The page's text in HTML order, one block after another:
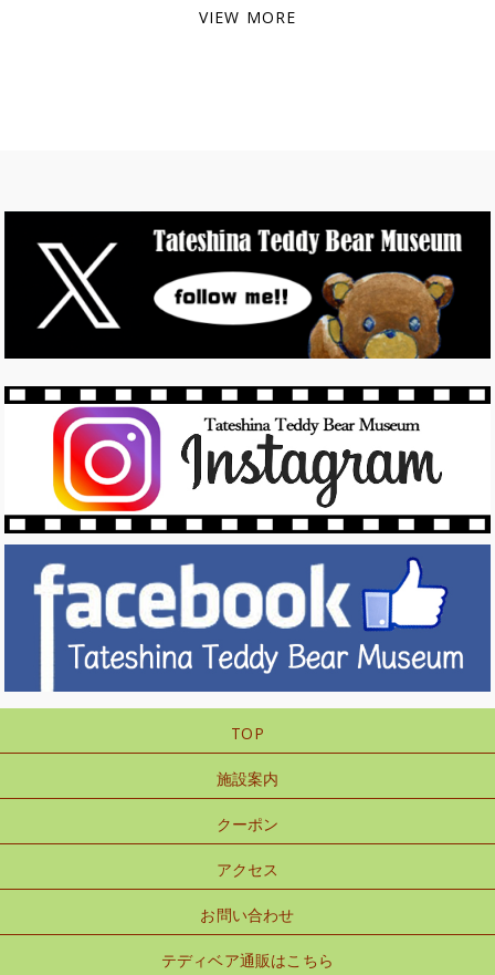
VIEW MORE
TOP
施設案内
クーポン
アクセス
お問い合わせ
テディベア通販はこちら